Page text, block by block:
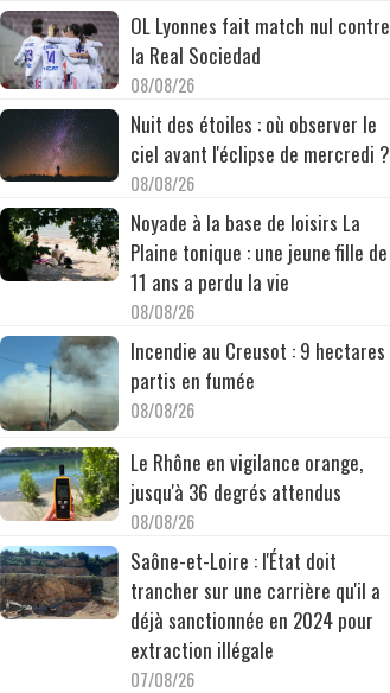
OL Lyonnes fait match nul contre
la Real Sociedad
08/08/26
Nuit des étoiles : où observer le
ciel avant l'éclipse de mercredi ?
08/08/26
Noyade à la base de loisirs La
Plaine tonique : une jeune fille de
11 ans a perdu la vie
08/08/26
Incendie au Creusot : 9 hectares
partis en fumée
08/08/26
Le Rhône en vigilance orange,
jusqu'à 36 degrés attendus
08/08/26
Saône-et-Loire : l'État doit
trancher sur une carrière qu'il a
déjà sanctionnée en 2024 pour
extraction illégale
07/08/26